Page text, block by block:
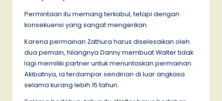
Permintaan itu memang terkabul, tetapi dengan
konsekuensi yang sangat mengerikan.
Karena permainan Zathura harus diselesaikan oleh
dua pemain, hilangnya Danny membuat Walter tidak
lagi memiliki partner untuk menuntaskan permainan.
Akibatnya, ia terdampar sendirian di luar angkasa
selama kurang lebih 15 tahun.